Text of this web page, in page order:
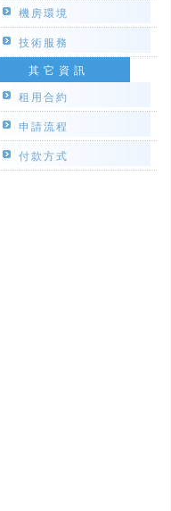
機房環境
技術服務
其它資訊
租用合約
申請流程
付款方式